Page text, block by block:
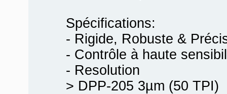
Spécifications:
- Rigide, Robuste &
- Contrôle à haute
- Resolution
> DPP-205 3µm (50 TPI)